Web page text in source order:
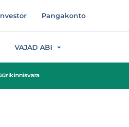
Pangakonto
VAJAD ABI